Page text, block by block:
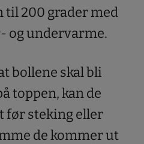
til 200 grader med
og undervarme.
bollene skal bli
toppen, kan de
før steking eller
de kommer ut